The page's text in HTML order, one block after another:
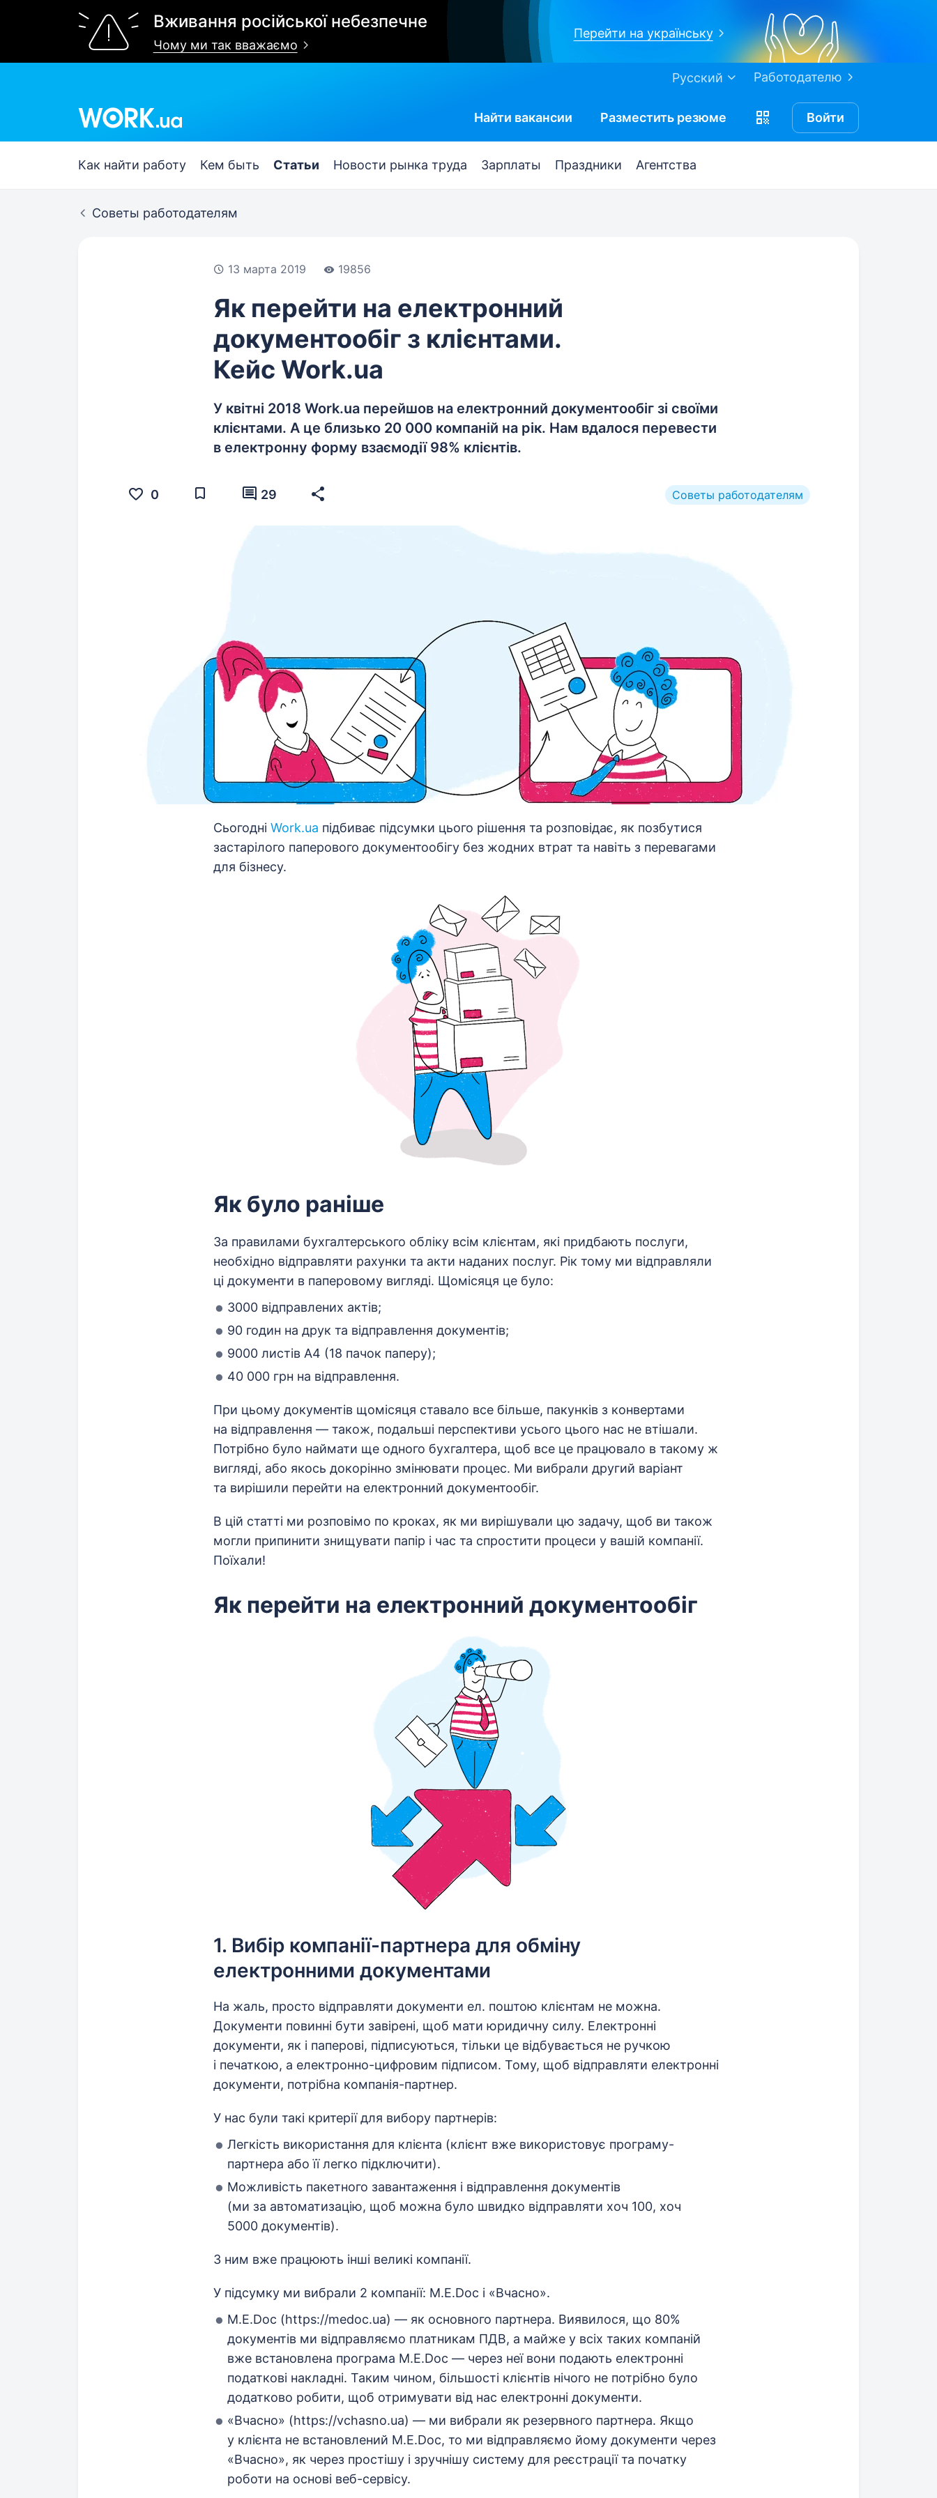
Вживання російської небезпечне
Чому ми так вважаємо
Перейти на українську
Работодателю
Русский
Найти вакансии Разместить резюме Войти
Как найти работу Кем быть Статьи Новости рынка труда Зарплаты Праздники Агентства
Советы работодателям
13 марта 2019 19856
Як перейти на електронний
документообіг з клієнтами.
Кейс Work.ua
У квітні 2018 Work.ua перейшов на електронний документообіг зі своїми
клієнтами. А це близько 20 000 компаній на рік. Нам вдалося перевести
в електронну форму взаємодії 98% клієнтів.
Советы работодателям
0 29
Сьогодні Work.ua підбиває підсумки цього рішення та розповідає, як позбутися
застарілого паперового документообігу без жодних втрат та навіть з перевагами
для бізнесу.
Як було раніше
За правилами бухгалтерського обліку всім клієнтам, які придбають послуги,
необхідно відправляти рахунки та акти наданих послуг. Рік тому ми відправляли
ці документи в паперовому вигляді. Щомісяця це було:
3000 відправлених актів;
90 годин на друк та відправлення документів;
9000 листів А4 (18 пачок паперу);
40 000 грн на відправлення.
При цьому документів щомісяця ставало все більше, пакунків з конвертами
на відправлення — також, подальші перспективи усього цього нас не втішали.
Потрібно було наймати ще одного бухгалтера, щоб все це працювало в такому ж
вигляді, або якось докорінно змінювати процес. Ми вибрали другий варіант
та вирішили перейти на електронний документообіг.
В цій статті ми розповімо по кроках, як ми вирішували цю задачу, щоб ви також
могли припинити знищувати папір і час та спростити процеси у вашій компанії.
Поїхали!
Як перейти на електронний документообіг
1. Вибір компанії-партнера для обміну
електронними документами
На жаль, просто відправляти документи ел. поштою клієнтам не можна.
Документи повинні бути завірені, щоб мати юридичну силу. Електронні
документи, як і паперові, підписуються, тільки це відбувається не ручкою
і печаткою, а електронно-цифровим підписом. Тому, щоб відправляти електронні
документи, потрібна компанія-партнер.
У нас були такі критерії для вибору партнерів:
Легкість використання для клієнта (клієнт вже використовує програму-
партнера або її легко підключити).
Можливість пакетного завантаження і відправлення документів
(ми за автоматизацію, щоб можна було швидко відправляти хоч 100, хоч
5000 документів).
З ним вже працюють інші великі компанії.
У підсумку ми вибрали 2 компанії: M.E.Doc і «Вчасно».
M.E.Doc (https://medoc.ua) — як основного партнера. Виявилося, що 80%
документів ми відправляємо платникам ПДВ, а майже у всіх таких компаній
вже встановлена ​​програма M.E.Doc — через неї вони подають електронні
податкові накладні. Таким чином, більшості клієнтів нічого не потрібно було
додатково робити, щоб отримувати від нас електронні документи.
«Вчасно» (https://vchasno.ua) — ми вибрали як резервного партнера. Якщо
у клієнта не встановлений M.E.Doc, то ми відправляємо йому документи через
«Вчасно», як через простішу і зручнішу систему для реєстрації та початку
роботи на основі веб-сервісу.